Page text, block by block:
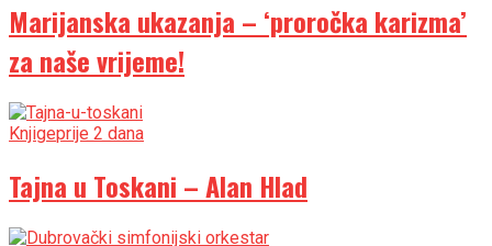
Marijanska ukazanja – ‘proročka karizma’
za naše vrijeme!
Knjigeprije 2 dana
Tajna u Toskani – Alan Hlad